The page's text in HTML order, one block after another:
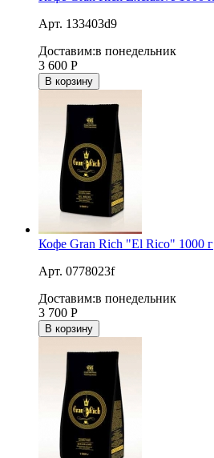
Арт. 133403d9
Доставим:в понедельник
3 600 Р
В корзину
Кофе Gran Rich "El Rico" 1000 г
Арт. 0778023f
Доставим:в понедельник
3 700 Р
В корзину